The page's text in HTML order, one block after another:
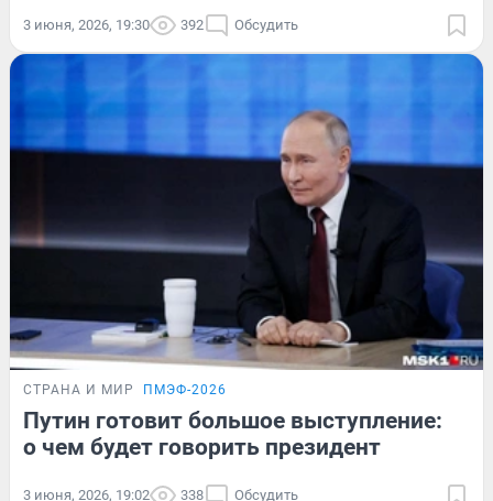
3 июня, 2026, 19:30 392 Обсудить
СТРАНА И МИР ПМЭФ-2026
Путин готовит большое выступление:
о чем будет говорить президент
3 июня, 2026, 19:02 338 Обсудить